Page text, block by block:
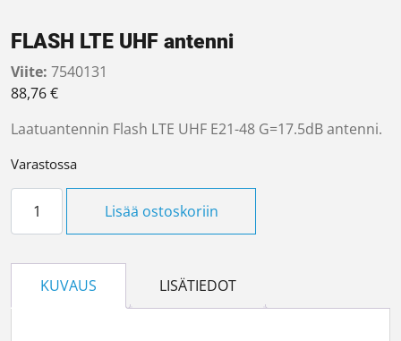
FLASH LTE UHF antenni
Viite: 7540131
88,76€
Laatuantennin Flash LTE UHF E21-48 G=17.5dB antenni.
Varastossa
Lisää ostoskoriin
KUVAUS LISÄTIEDOT